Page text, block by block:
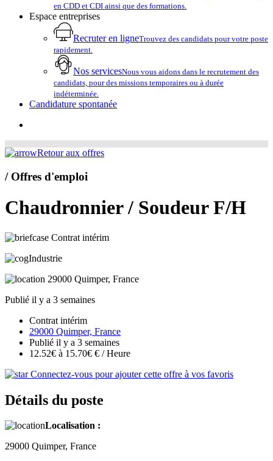
en CDD et CDI ainsi que des formations.
Espace entreprises
Recruter en ligneTrouvez des candidats pour votre poste
rapidement.
Nos servicesNous vous aidons dans le recrutement des
candidats, pour des missions temporaires ou à durée
indéterminée.
Candidature spontanée
Retour aux offres
/ Offres d'emploi
Chaudronnier / Soudeur F/H
Contrat intérim
Industrie
29000 Quimper, France
Publié il y a 3 semaines
Contrat intérim
29000 Quimper, France
Publié il y a 3 semaines
12.52€ à 15.70€ € / Heure
Connectez-vous pour ajouter cette offre à vos favoris
Détails du poste
Localisation :
29000 Quimper, France